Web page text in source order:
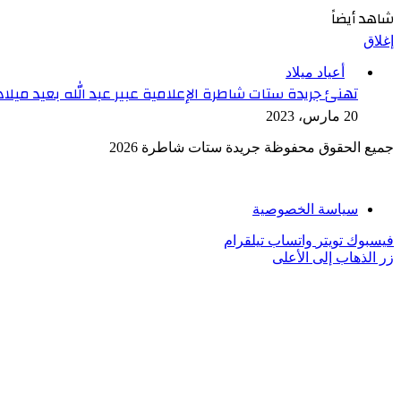
شاهد أيضاً
إغلاق
أعياد ميلاد
تهنئ جريدة ستات شاطرة الإعلامية عبير عبد الله بعيد
20 مارس، 2023
جميع الحقوق محفوظة جريدة ستات شاطرة 2026
سياسة الخصوصية
فيسبوك تويتر واتساب تيلقرام
زر الذهاب إلى الأعلى